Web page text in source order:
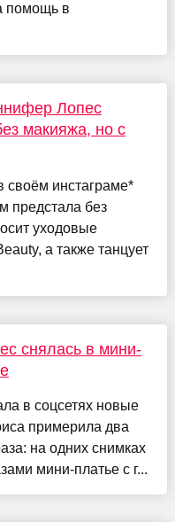
помощь в
Лопес
макияжа, но с
инстаграме*
предстала без
уходовые
а также танцует
снялась в мини-
в соцсетях новые
примерила два
на одних снимках
мини-платье с г...